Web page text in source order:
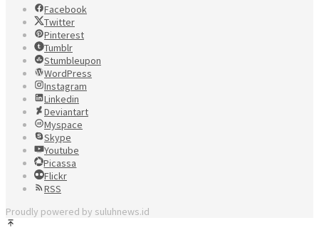
Facebook
Twitter
Pinterest
Tumblr
Stumbleupon
WordPress
Instagram
Linkedin
Deviantart
Myspace
Skype
Youtube
Picassa
Flickr
RSS
Proudly powered by suluhnews.id